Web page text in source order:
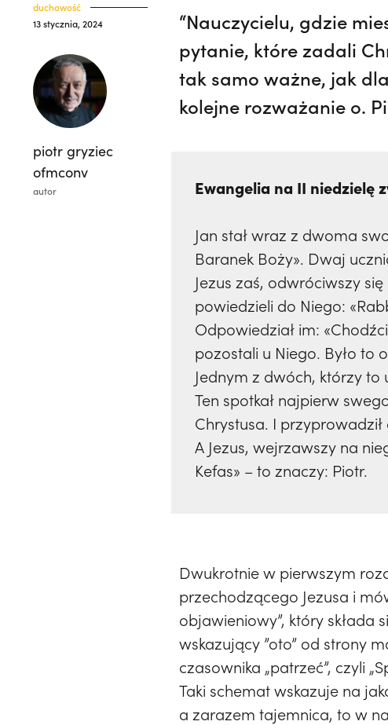
duchowość
13 stycznia, 2024
piotr gryziec
ofmconv
autor
“Nauczycielu, gdzie
pytanie, które zadali
tak samo ważne, jak
kolejne rozważanie o.
Ewangelia na II niedzielę
Jan stał wraz z dwoma
Baranek Boży». Dwaj
Jezus zaś, odwróciwszy
powiedzieli do Niego:
Odpowiedział im:
pozostali u Niego. Było to
Jednym z dwóch, którzy to
Ten spotkał najpierw
Chrystusa. I przyprowadził
A Jezus, wejrzawszy na
Kefas» – to znaczy: Piotr.
Dwukrotnie w pierwszym
przechodzącego Jezusa i
objawieniowy”, który składa
wskazujący ”oto” od strony
czasownika „patrzeć”, czyli
Taki schemat wskazuje na
a zarazem tajemnica, to w